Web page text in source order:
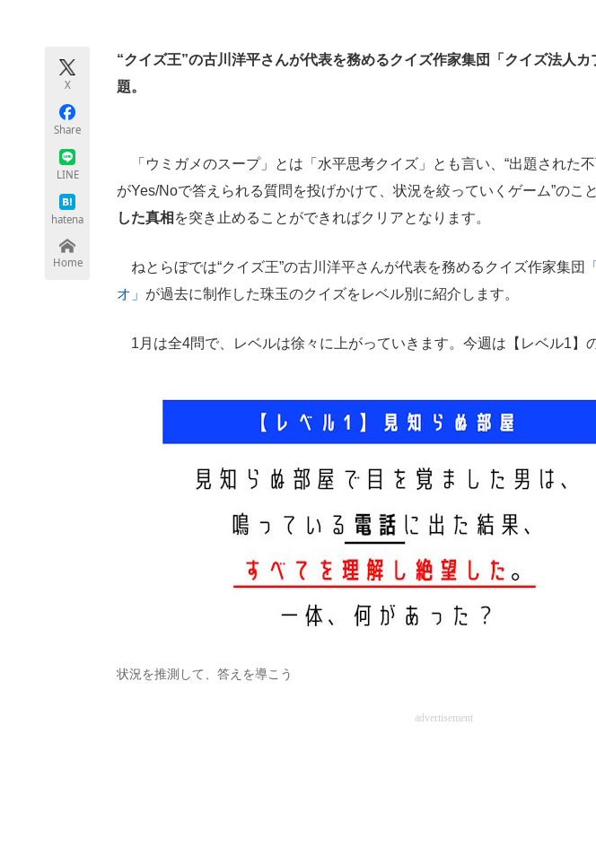
X
Share
LINE
hatena
Home
“クイズ王”の古川洋平さんが代表を務めるクイズ作家集団「クイズ法人
題。
「ウミガメのスープ」とは「水平思考クイズ」とも言い、“出題された
がYes/Noで答えられる質問を投げかけて、状況を絞っていくゲーム”のこ
した真相 を突き止めることができればクリアとなります。
ねとらぼでは“クイズ王”の古川洋平さんが代表を務めるクイズ作家集団
オ」 が過去に制作した珠玉のクイズをレベル別に紹介します。
1月は全4問で、レベルは徐々に上がっていきます。今週は【レベル1】
状況を推測して、答えを導こう
advertisement